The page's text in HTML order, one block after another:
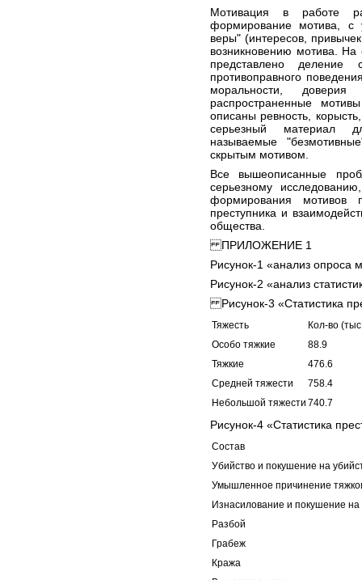
Мотивация в работе
формирование мотива, с
веры" (интересов,
возникновению мотива. На
представлено
противоправного
моральности,
распространенные
описаны ревность,
серьезный материал
называемые
скрытым мотивом.
Все вышеописанные
серьезному
формирования мотивов
преступника и
общества.
ПРИЛОЖЕНИЕ 1
Рисунок-1 «анализ опроса
Рисунок-2 «анализ
Рисунок-3 «Статистика
Тяжесть
Кол-во
Особо тяжкие
88.9
Тяжкие
476.6
Средней тяжести
758.4
Небольшой тяжести 740.7
Рисунок-4 «Статистика
Состав
Убийство и покушение на
Умышленное причинение
Изнасилование и покушение
Разбой
Грабеж
Кража